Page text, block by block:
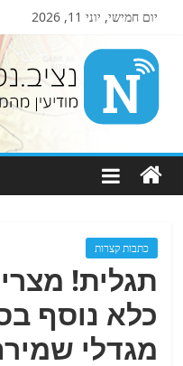
יום חמישי, יוני 11, 2026
Nziv.net
מודיעין
מהמקורות
כתבות קצרות
תגלית!
מגדלי